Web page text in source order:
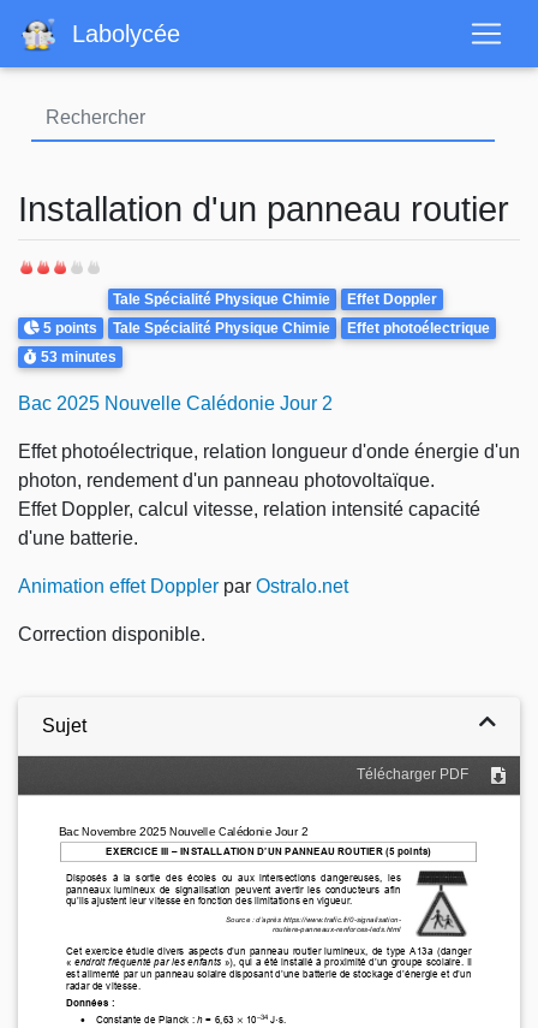
contenu
Labolycée
Installation d'un panneau routier
Points
5 points
Theme
Tale Spécialité Physique Chimie
Effet Doppler
Tale Spécialité Physique Chimie
Effet photoélectrique
Durée
53 minutes
Bac 2025 Nouvelle Calédonie Jour 2
Effet photoélectrique, relation longueur d'onde énergie d'un
photon, rendement d'un panneau photovoltaïque.
Effet Doppler, calcul vitesse, relation intensité capacité
d'une batterie.
Animation effet Doppler par Ostralo.net
Correction disponible.
Sujet